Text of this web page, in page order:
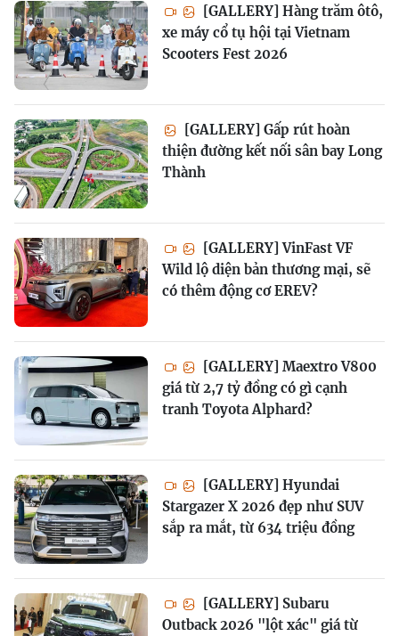
[GALLERY] Hàng trăm ôtô,
xe máy cổ tụ hội tại Vietnam
Scooters Fest 2026
[GALLERY] Gấp rút hoàn
thiện đường kết nối sân bay Long
Thành
[GALLERY] VinFast VF
Wild lộ diện bản thương mại, sẽ
có thêm động cơ EREV?
[GALLERY] Maextro V800
giá từ 2,7 tỷ đồng có gì cạnh
tranh Toyota Alphard?
[GALLERY] Hyundai
Stargazer X 2026 đẹp như SUV
sắp ra mắt, từ 634 triệu đồng
[GALLERY] Subaru
Outback 2026 "lột xác" giá từ